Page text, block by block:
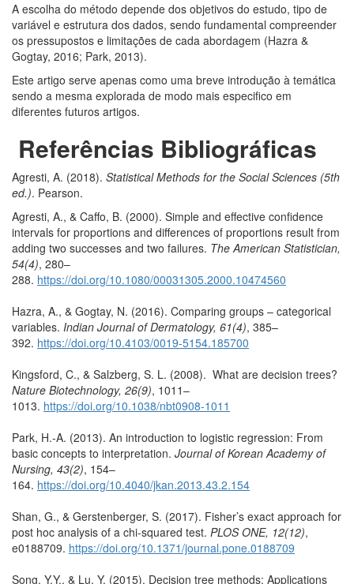
A escolha do método depende dos objetivos do estudo, tipo de
variável e estrutura dos dados, sendo fundamental compreender
os pressupostos e limitações de cada abordagem (Hazra &
Gogtay, 2016; Park, 2013).
Este artigo serve apenas como uma breve introdução à temática
sendo a mesma explorada de modo mais especifico em
diferentes futuros artigos.
Referências Bibliográficas
Agresti, A. (2018). Statistical Methods for the Social Sciences (5th
ed.). Pearson.
Agresti, A., & Caffo, B. (2000). Simple and effective confidence
intervals for proportions and differences of proportions result from
adding two successes and two failures. The American Statistician,
54(4), 280–
288. https://doi.org/10.1080/00031305.2000.10474560
Hazra, A., & Gogtay, N. (2016). Comparing groups – categorical
variables. Indian Journal of Dermatology, 61(4), 385–
392. https://doi.org/10.4103/0019-5154.185700
Kingsford, C., & Salzberg, S. L. (2008). What are decision trees?
Nature Biotechnology, 26(9), 1011–
1013. https://doi.org/10.1038/nbt0908-1011
Park, H.-A. (2013). An introduction to logistic regression: From
basic concepts to interpretation. Journal of Korean Academy of
Nursing, 43(2), 154–
164. https://doi.org/10.4040/jkan.2013.43.2.154
Shan, G., & Gerstenberger, S. (2017). Fisher’s exact approach for
post hoc analysis of a chi-squared test. PLOS ONE, 12(12),
e0188709. https://doi.org/10.1371/journal.pone.0188709
Song, Y.Y., & Lu, Y. (2015). Decision tree methods: Applications